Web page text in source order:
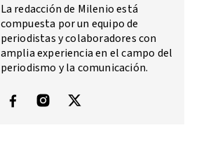
La redacción de Milenio está
compuesta por un equipo de
periodistas y colaboradores con
amplia experiencia en el campo del
periodismo y la comunicación.